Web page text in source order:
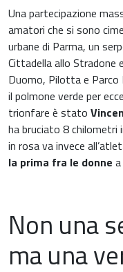
Ginecologia e
Medicina dello
Nefrologia
Oncologia
Medicina
Ortopedia e
Pediatria
Infiammazioni
Materie prime
Minerali e
Muscoli e
Prodotti
Una partecipazione
amatori che si sono
urbane di Parma, un
Cittadella allo Stradone
Duomo, Pilotta e Parco
il polmone verde per
trionfare è stato
ha bruciato 8 chilometri
in rosa va invece
la prima fra le donne
Non una
ma una